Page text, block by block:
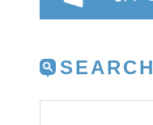
SEARCH